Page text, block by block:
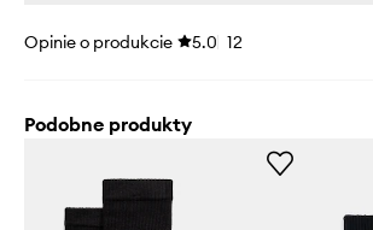
Opinie o produkcie 5.0 12
Podobne produkty